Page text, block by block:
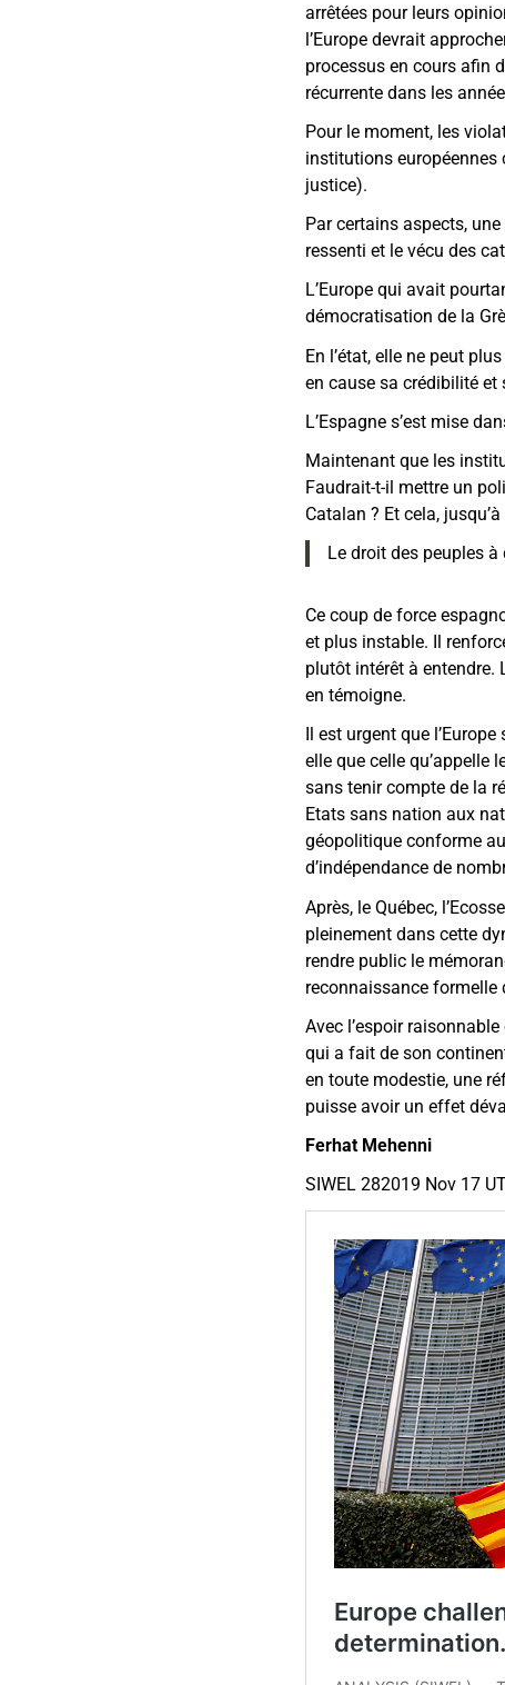
arrêtées pour leurs
l’Europe devrait
processus en cours afin
récurrente dans les
Pour le moment, les
institutions européennes
justice).
Par certains aspects,
ressenti et le vécu des
L’Europe qui avait
démocratisation de la
En l’état, elle ne peut
en cause sa crédibilité et
L’Espagne s’est mise
Maintenant que les
Faudrait-t-il mettre un
Catalan ? Et cela,
Le droit des peuples
Ce coup de force
et plus instable. Il
plutôt intérêt à entendre.
en témoigne.
Il est urgent que
elle que celle qu’appelle
sans tenir compte de la
Etats sans nation aux
géopolitique conforme
d’indépendance de
Après, le Québec,
pleinement dans cette
rendre public le
reconnaissance formelle
Avec l’espoir
qui a fait de son
en toute modestie, une
puisse avoir un effet
Ferhat Mehenni
SIWEL 282019 Nov 17